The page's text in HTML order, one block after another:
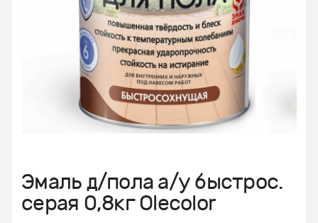
Эмаль д/пола а/у быстрос.
серая 0,8кг Olecolor